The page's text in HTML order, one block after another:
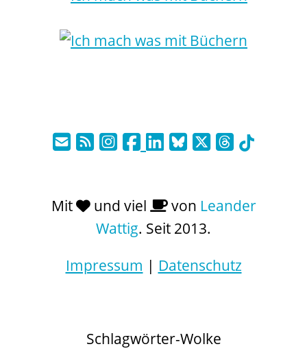
Mit und viel von Leander
Wattig. Seit 2013.
Impressum | Datenschutz
Schlagwörter-Wolke